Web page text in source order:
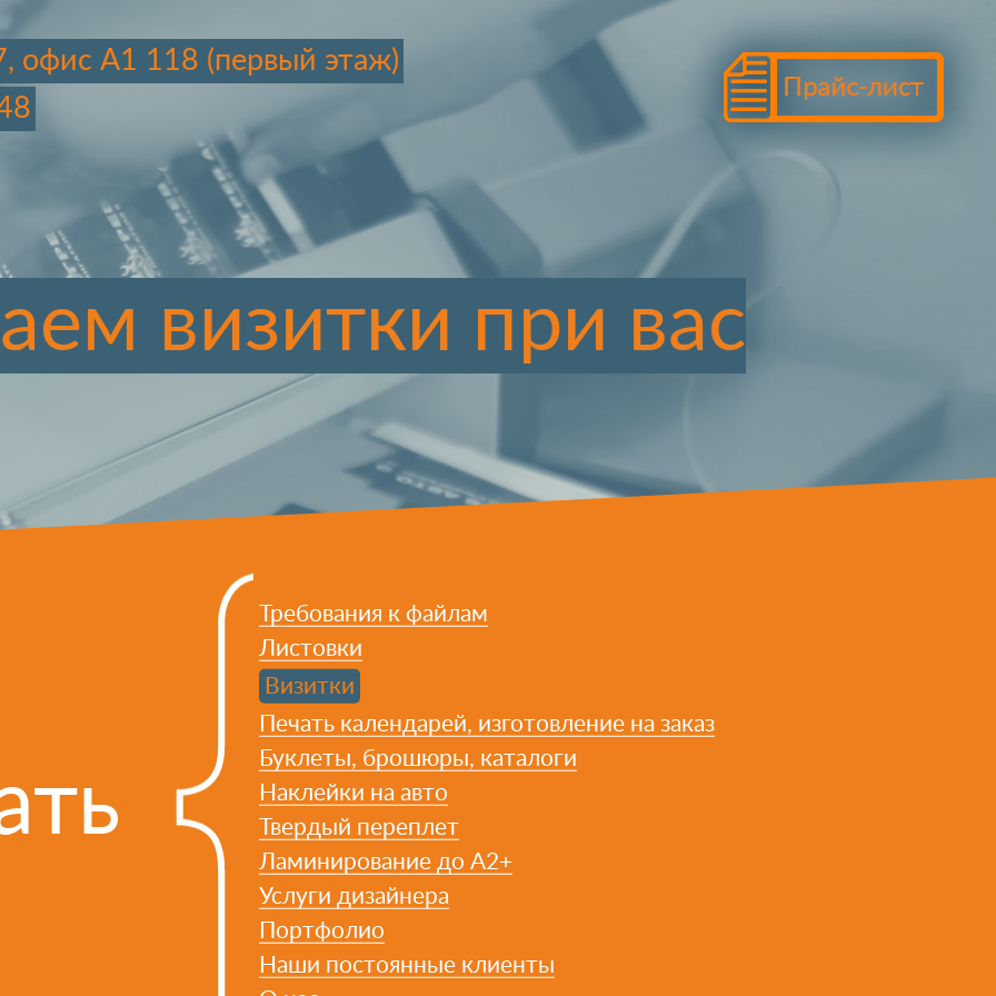
офис А1 118 (первый этаж)
визитки при вас
Требования к файлам
Листовки
Визитки
Печать календарей, изготовление на заказ
Буклеты, брошюры, каталоги
Наклейки на авто
Твердый переплет
Ламинирование до А2+
Услуги дизайнера
Портфолио
Наши постоянные клиенты